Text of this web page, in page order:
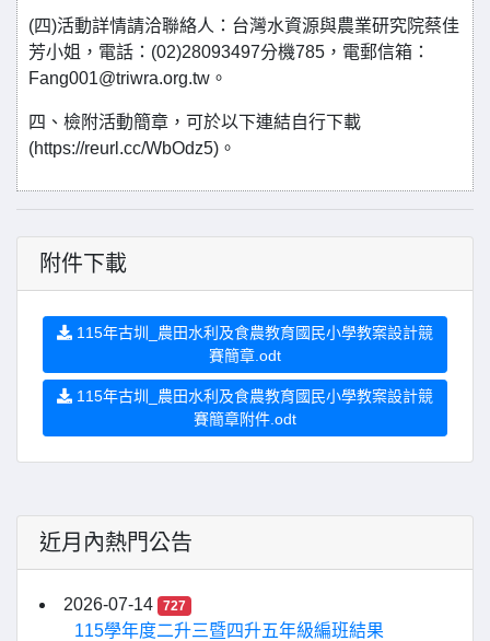
(四)活動詳情請洽聯絡人：台灣水資源與農業研究院蔡佳
芳小姐，電話：(02)28093497分機785，電郵信箱：
Fang001@triwra.org.tw。
四、檢附活動簡章，可於以下連結自行下載
(https://reurl.cc/WbOdz5)。
附件下載
115年古圳_農田水利及食農教育國民小學教案設計競
賽簡章.odt
115年古圳_農田水利及食農教育國民小學教案設計競
賽簡章附件.odt
近月內熱門公告
2026-07-14 727
115學年度二升三暨四升五年級編班結果